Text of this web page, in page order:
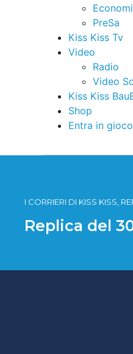
PreSa
Kiss Kiss Tv
Video
Radio
Video
Kiss Kiss
Shop
Entra in gioco
I CORRIERI DI KISS KISS,
Replica del